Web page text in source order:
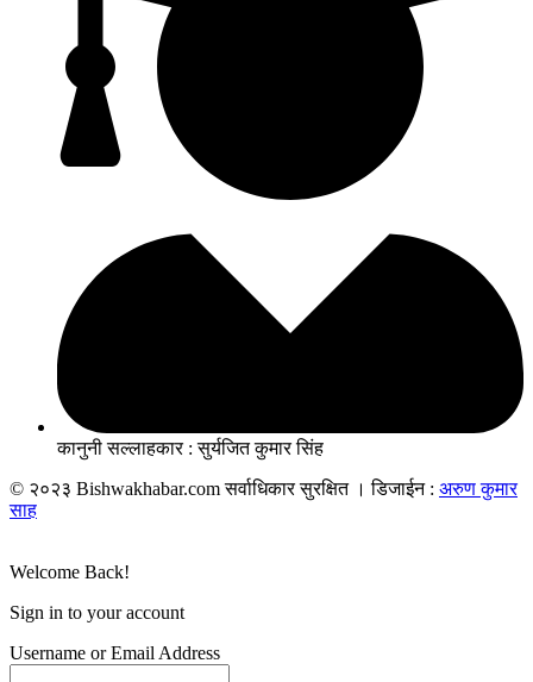
कानुनी सल्लाहकार : सुर्यजित कुमार सिंह
© २०२३ Bishwakhabar.com सर्वाधिकार सुरक्षित । डिजाईन : अरुण कुमार
साह
Welcome Back!
Sign in to your account
Username or Email Address